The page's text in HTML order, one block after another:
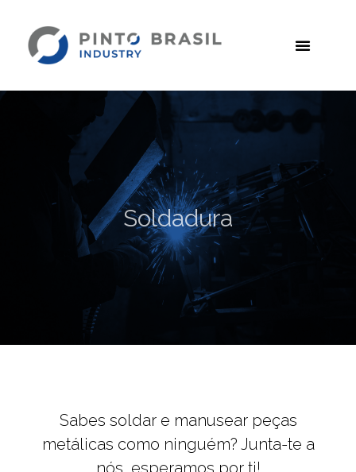
Soldadura
Sabes soldar e manusear peças
metálicas como ninguém? Junta-te a
nós, esperamos por ti!